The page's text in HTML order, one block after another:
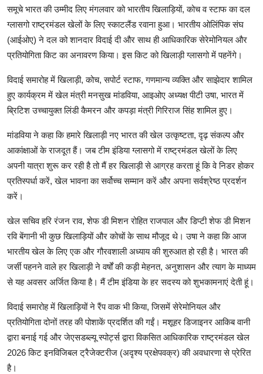
समूचे भारत की उम्मीद लिए मंगलवार को भारतीय खिलाड़ियों, कोच व स्टाफ का दल
ग्लासगो राष्ट्रमंडल खेलों के लिए स्काटलैंड रवाना हुआ। भारतीय ओलिंपिक संघ
(आईओए) ने दल को शानदार विदाई दी और साथ ही आधिकारिक सेरेमोनियल और
प्रतियोगिता किट का अनावरण किया। इस किट को खिलाड़ी ग्लासगो में पहनेंगे।
विदाई समारोह में खिलाड़ी, कोच, सपोर्ट स्टाफ, गणमान्य व्यक्ति और साझेदार शामिल
हुए कार्यक्रम में खेल मंत्री मनसुख मांडविया, आइओए अध्यक्ष पीटी उषा, भारत में
ब्रिटिश उच्चायुक्त लिंडी कैमरन और कपड़ा मंत्री गिरिराज सिंह शामिल हुए।
मांडविया ने कहा कि हमारे खिलाड़ी नए भारत की खेल उत्कृष्टता, दृढ़ संकल्प और
आकांक्षाओं के राजदूत हैं। जब टीम इंडिया ग्लासगो में राष्ट्रमंडल खेलों के लिए
अपनी यात्रा शुरू कर रही है तो मैं हर खिलाड़ी से आग्रह करता हूं कि वे निडर होकर
प्रतिस्पर्धा करें, खेल भावना का सर्वोच्च सम्मान करें और अपना सर्वश्रेष्ठ प्रदर्शन
करें।
खेल सचिव हरि रंजन राव, शेफ डी मिशन रोहित राजपाल और डिप्टी शेफ डी मिशन
रवि बेंगानी भी कुछ खिलाड़ियों और कोचों के साथ मौजूद थे। उषा ने कहा कि आज
भारतीय खेल के लिए एक और गौरवशाली अध्याय की शुरुआत हो रही है। भारत की
जर्सी पहनने वाले हर खिलाड़ी ने वर्षों की कड़ी मेहनत, अनुशासन और त्याग के माध्यम
से यह अवसर अर्जित किया है। मैं टीम इंडिया के हर सदस्य को शुभकामनाएं देती हूं।
विदाई समारोह में खिलाड़ियों ने रैंप वाक भी किया, जिसमें सेरेमोनियल और
प्रतियोगिता दोनों तरह की पोशाकें प्रदर्शित की गईं। मशूहर डिजाइनर आकिब वानी
द्वारा बनाई गई और जेएसडब्ल्यू स्पोर्ट्स द्वारा विकसित आधिकारिक राष्ट्रमंडल खेल
2026 किट इनविजिबल ट्रैजेक्टरीज (अदृश्य प्रक्षेपवक्र) की अवधारणा से प्रेरित
है।